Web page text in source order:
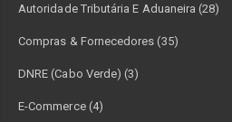
Autoridade Tributária E Aduaneira (28)
Compras & Fornecedores (35)
DNRE (Cabo Verde) (3)
E-Commerce (4)